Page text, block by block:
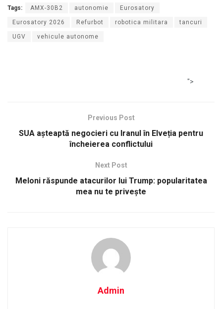
Tags: AMX-30B2 autonomie Eurosatory
Eurosatory 2026 Refurbot robotica militara tancuri
UGV vehicule autonome
">
Previous Post
SUA așteaptă negocieri cu Iranul în Elveția pentru
încheierea conflictului
Next Post
Meloni răspunde atacurilor lui Trump: popularitatea
mea nu te privește
Admin